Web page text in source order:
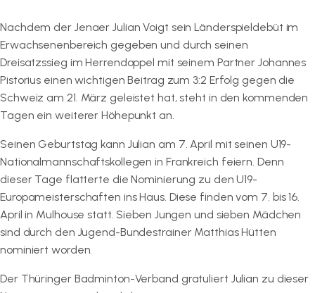
Nachdem der Jenaer Julian Voigt sein Länderspieldebüt im
Erwachsenenbereich gegeben und durch seinen
Dreisatzssieg im Herrendoppel mit seinem Partner Johannes
Pistorius einen wichtigen Beitrag zum 3:2 Erfolg gegen die
Schweiz am 21. März geleistet hat, steht in den kommenden
Tagen ein weiterer Höhepunkt an.
Seinen Geburtstag kann Julian am 7. April mit seinen U19-
Nationalmannschaftskollegen in Frankreich feiern. Denn
dieser Tage flatterte die Nominierung zu den U19-
Europameisterschaften ins Haus. Diese finden vom 7. bis 16.
April in Mulhouse statt. Sieben Jungen und sieben Mädchen
sind durch den Jugend-Bundestrainer Matthias Hütten
nominiert worden.
Der Thüringer Badminton-Verband gratuliert Julian zu dieser